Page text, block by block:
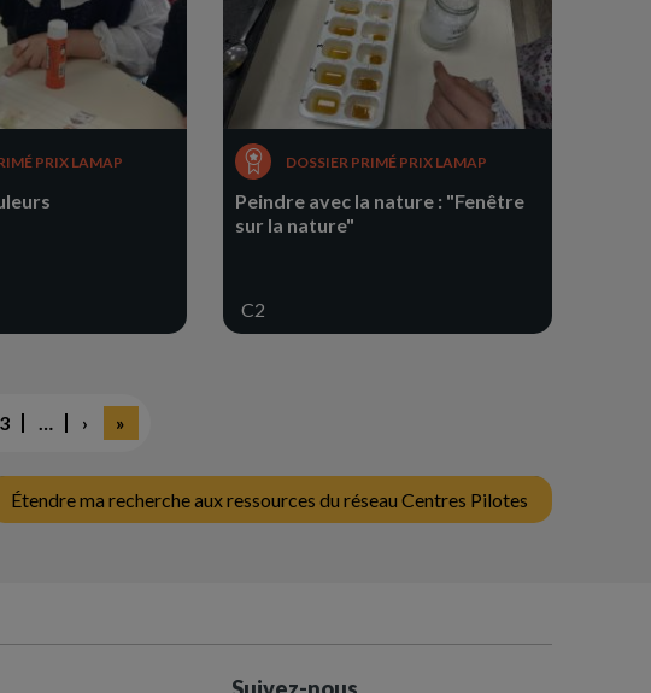
PRIX LAMAP DOSSIER PRIMÉ PRIX LAMAP
Peindre avec la nature : "Fenêtre
sur la nature"
C2
Page
3 …
Page
suivante
›
Dernière
page
»
Étendre ma recherche aux ressources du réseau Centres Pilotes